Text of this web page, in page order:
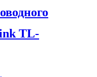
TL-